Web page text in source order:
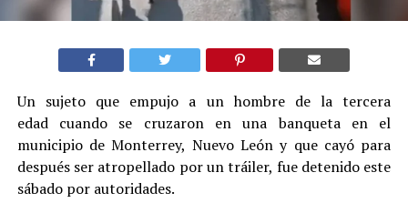
Un sujeto que empujo a un hombre de la tercera
edad cuando se cruzaron en una banqueta en el
municipio de Monterrey, Nuevo León y que cayó para
después ser atropellado por un tráiler, fue detenido este
sábado por autoridades.